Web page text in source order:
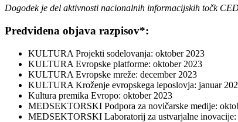
Dogodek je del aktivnosti nacionalnih informacijskih točk
Predvidena objava razpisov*:
KULTURA Projekti sodelovanja: oktober 2023
KULTURA Evropske platforme: oktober 2023
KULTURA Evropske mreže: december 2023
KULTURA Kroženje evropskega leposlovja: januar
Kultura premika Evropo: oktober 2023
MEDSEKTORSKI Podpora za novičarske medije:
MEDSEKTORSKI Laboratorij za ustvarjalne inovacije: